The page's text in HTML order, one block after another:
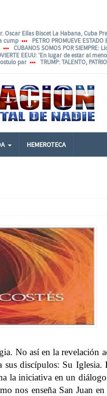
Oscar Elías Biscet La Habana, Cuba
cump PETRO PROMUEVE ESTADO
CUBANOS SOMOS POR SIEMPRE:
EEUU: 'En lugar de estar al
par TRUMP: TALENTO,
HEMEROTECA
No así en la
discípulos: Su
la iniciativa en un
nos enseña San Juan